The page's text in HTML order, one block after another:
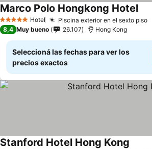
5 Estrellas Hotel Piscina exterior en el sexto piso
Marco Polo Hongkong HotelVer
8,4 Muy bueno 26.107 Hong Kong
Seleccioná las fechas para ver los
precios exactos
Stanford Hotel Hong Kong